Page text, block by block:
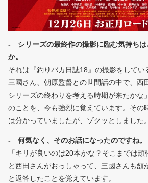
- シリーズの最終作の撮影に臨む気持ちは
か。
それは『釣りバカ日誌18』の撮影をしてい
三國さん、朝原監督との世間話の中で、西
シリーズの終わりを考える時期が来たかな
のことを、今も強烈に覚えています。その
は分かっていましたが、ゾクッとしました。
- 何気なく、そのお話になったのですね。
「キリが良いのは20本かな？そこまでは頑
と西田さんがおっしゃって、三國さんも頷
と返答したことを覚えています。